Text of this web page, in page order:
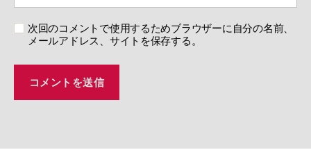
次回のコメントで使用するためブラウザーに自分の名前、
メールアドレス、サイトを保存する。